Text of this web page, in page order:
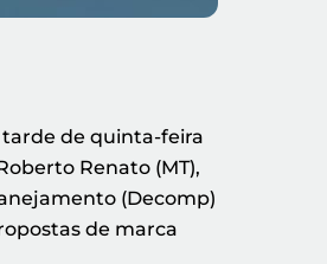
tarde de quinta-feira
Renato (MT),
(Decomp)
de marca